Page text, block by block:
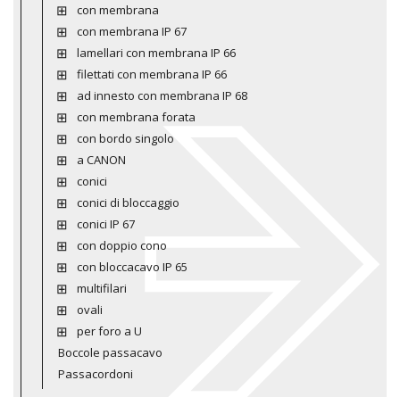
con membrana
con membrana IP 67
lamellari con membrana IP 66
filettati con membrana IP 66
ad innesto con membrana IP 68
con membrana forata
con bordo singolo
a CANON
conici
conici di bloccaggio
conici IP 67
con doppio cono
con bloccacavo IP 65
multifilari
ovali
per foro a U
Boccole passacavo
Passacordoni